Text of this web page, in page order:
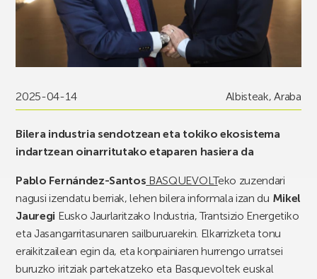
2025-04-14 Albisteak,Araba
Bilera industria sendotzean eta tokiko ekosistema
indartzean oinarritutako etaparen hasiera da
Pablo Fernández-Santos BASQUEVOLTeko zuzendari
nagusi izendatu berriak, lehen bilera informala izan du Mikel
Jauregi Eusko Jaurlaritzako Industria, Trantsizio Energetiko
eta Jasangarritasunaren sailburuarekin. Elkarrizketa tonu
eraikitzailean egin da, eta konpainiaren hurrengo urratsei
buruzko iritziak partekatzeko eta Basquevoltek euskal